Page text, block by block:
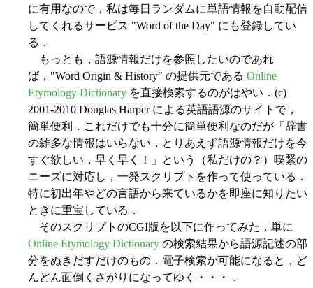
に有用なので，私は毎日ランダムに単語情報を自動配信
してくれるサービス "Word of the Day" にも登録してい
る．
もっとも，語源情報だけを参照したいのであれ
ば，"Word Origin & History" の提供元である Online
Etymology Dictionary を直接検索するのがはやい．(c)
2001-2010 Douglas Harper による英語語源のサイトで，
簡単便利．これだけでも十分に簡単便利なのだが「辞書
の雑多な情報はいらない，とりあえず語源情報だけを今
すぐ欲しい，早く早く！」という（私だけの？）喫緊の
ニーズに対応し，一発スクリプトを作って使っている．
特に初出年やどの言語から来ているかを即座に知りたい
ときに重宝している．
そのスクリプトのCGI版を以下に作ってみた．単に
Online Etymology Dictionary の検索結果から語源記述の部
分をぬきだすだけのもの．電子検索が可能になると，ど
んどん面倒くさがりになってゆく・・・．